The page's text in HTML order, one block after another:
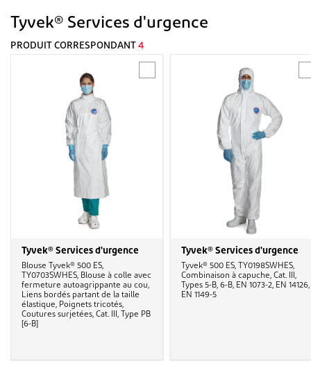
Tyvek® Services d'urgence
PRODUIT CORRESPONDANT 4
Tyvek® Services d'urgence
Blouse Tyvek® 500 ES,
TY0703SWHES, Blouse à colle avec
fermeture autoagrippante au cou,
Liens bordés partant de la taille
élastique, Poignets tricotés,
Coutures surjetées, Cat. III, Type PB
[6-B]
Tyvek® Services d'urgence
Tyvek® 500 ES, TY0198SWHES,
Combinaison à capuche, Cat. III,
Types 5-B, 6-B, EN 1073-2, EN 14126,
EN 1149-5